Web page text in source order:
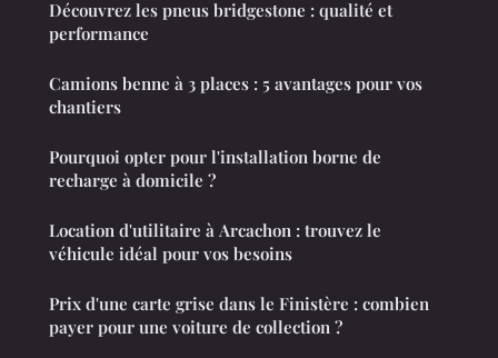
Découvrez les pneus bridgestone : qualité et
performance
Camions benne à 3 places : 5 avantages pour vos
chantiers
Pourquoi opter pour l'installation borne de
recharge à domicile ?
Location d'utilitaire à Arcachon : trouvez le
véhicule idéal pour vos besoins
Prix d'une carte grise dans le Finistère : combien
payer pour une voiture de collection ?